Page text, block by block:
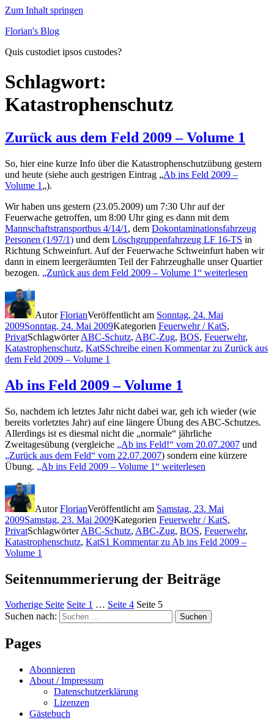
Zum Inhalt springen
Florian's Blog
Quis custodiet ipsos custodes?
Schlagwort:
Katastrophenschutz
Zurück aus dem Feld 2009 – Volume 1
So, hier eine kurze Info über die Katastrophenschutzübung gestern
und heute (siehe auch gestrigen Eintrag „Ab ins Feld 2009 –
Volume 1 „).
Wir haben uns gestern (23.05.2009) um 7:30 Uhr auf der
Feuerwache getroffen, um 8:00 Uhr ging es dann mit dem
Mannschaftstransportbus 4/14/1 , dem Dokontaminationsfahrzeug
Personen (1/97/1) und dem Löschgruppenfahrzeug LF 16-TS in
Richtung Schweinfurt. Auf der Feuerwache Schweinfurt haben wir
dann in einem leergeräumten Teil der Fahrzeughalle unser Quartier
bezogen. „Zurück aus dem Feld 2009 – Volume 1“ weiterlesen
AutorFlorianVeröffentlicht am Sonntag, 24. Mai
2009Sonntag, 24. Mai 2009Kategorien Feuerwehr / KatS,
PrivatSchlagwörterABC-Schutz, ABC-Zug, BOS, Feuerwehr,
Katastrophenschutz, KatSSchreibe einen Kommentarzu Zurück aus
dem Feld 2009 – Volume 1
Ab ins Feld 2009 – Volume 1
So, nachdem ich letztes Jahr nicht dabei war, geh ich wieder (wie
bereits vorletztes Jahr) auf eine längere Übung des ABC-Schutzes.
Allerdings ist es diesmal nicht die „normale“ jährliche
Zweitagesübung (vergleiche „Ab ins Feld!“ vom 20.07.2007 und
„Zurück aus dem Feld“ vom 22.07.2007) sondern eine kürzere
Übung. „Ab ins Feld 2009 – Volume 1“ weiterlesen
AutorFlorianVeröffentlicht am Samstag, 23. Mai
2009Samstag, 23. Mai 2009Kategorien Feuerwehr / KatS,
PrivatSchlagwörterABC-Schutz, ABC-Zug, BOS, Feuerwehr,
Katastrophenschutz, KatS1 Kommentarzu Ab ins Feld 2009 –
Volume 1
Seitennummerierung der Beiträge
Vorherige Seite Seite 1 … Seite 4 Seite 5
Suchen nach:
Suchen
Pages
Abonnieren
About / Impressum
Datenschutzerklärung
Lizenzen
Gästebuch